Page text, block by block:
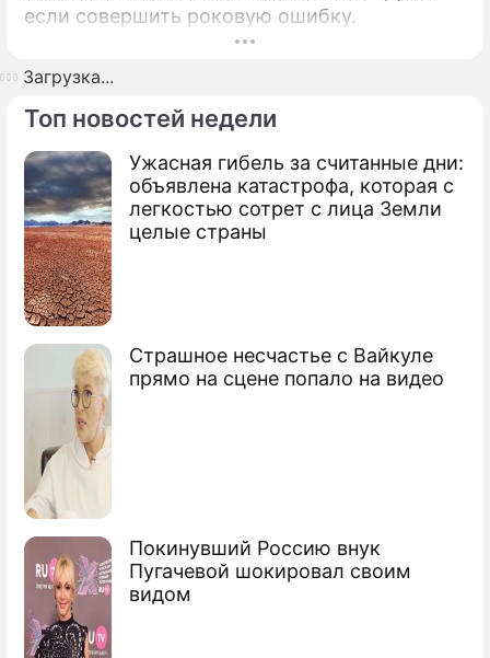
Топ новостей недели
Ужасная гибель за считанные дни:
объявлена катастрофа, которая с
легкостью сотрет с лица Земли
целые страны
Страшное несчастье с Вайкуле
прямо на сцене попало на видео
Покинувший Россию внук
Пугачевой шокировал своим
видом
если совершить роковую ошибку.
Загрузка...